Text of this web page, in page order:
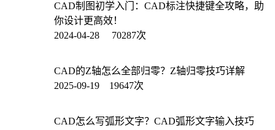
CAD制图初学入门：CAD标注快捷键全攻略，助
你设计更高效！
2024-04-28 70287次
CAD的Z轴怎么全部归零？Z轴归零技巧详解
2025-09-19 19647次
CAD怎么写弧形文字？CAD弧形文字输入技巧